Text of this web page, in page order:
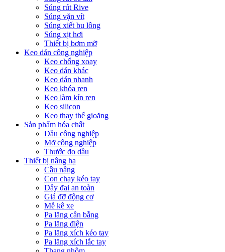
Súng rút Rive
Súng vặn vít
Súng xiết bu lông
Súng xịt hơi
Thiết bị bơm mỡ
Keo dán công nghiệp
Keo chống xoay
Keo dán khác
Keo dán nhanh
Keo khóa ren
Keo làm kín ren
Keo silicon
Keo thay thế gioăng
Sản phẩm hóa chất
Dầu công nghiệp
Mỡ công nghiệp
Thước đo dầu
Thiết bị nâng hạ
Cầu nâng
Con chạy kéo tay
Dây đai an toàn
Giá đỡ động cơ
Mễ kê xe
Pa lăng cân bằng
Pa lăng điện
Pa lăng xích kéo tay
Pa lăng xích lắc tay